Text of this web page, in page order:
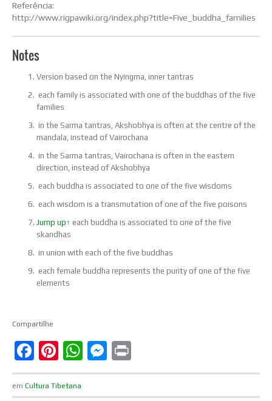
Referência:
http://www.rigpawiki.org/index.php?title=Five_buddha_families
Notes
Version based on the Nyingma, inner tantras
each family is associated with one of the buddhas of the five
families
in the Sarma tantras, Akshobhya is often at the centre of the
mandala, instead of Vairochana
in the Sarma tantras, Vairochana is often in the eastern
direction, instead of Akshobhya
each buddha is associated to one of the five wisdoms
each wisdom is a transmutation of one of the five poisons
Jump up↑ each buddha is associated to one of the five
skandhas
in union with each of the five buddhas
each female buddha represents the purity of one of the five
elements
Compartilhe
Facebook
Pinterest
WhatsApp
Messenger
em Cultura Tibetana